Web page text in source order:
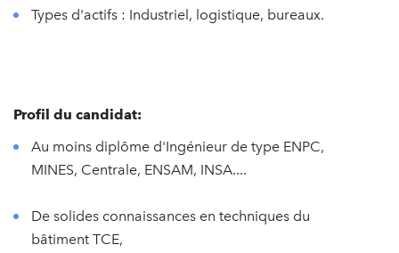
Types d'actifs : Industriel, logistique, bureaux.
Profil du candidat:
Au moins diplôme d'Ingénieur de type ENPC,
MINES, Centrale, ENSAM, INSA....
De solides connaissances en techniques du
bâtiment TCE,